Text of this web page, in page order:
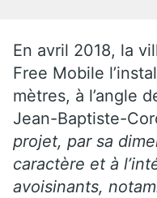
En avril 2018, la
Free Mobile
mètres, à l’angle
Jean-Baptiste-
projet, par sa
caractère et à
avoisinants,